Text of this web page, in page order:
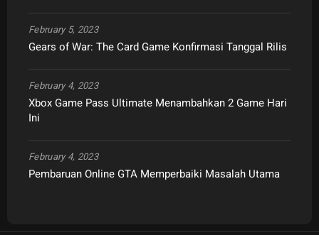
Gears of War: The Card Game Konfirmasi Tanggal Rilis
February 5, 2023
Xbox Game Pass Ultimate Menambahkan 2 Game Hari
Ini
February 4, 2023
Pembaruan Online GTA Memperbaiki Masalah Utama
February 4, 2023